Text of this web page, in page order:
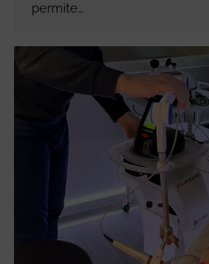
permite…